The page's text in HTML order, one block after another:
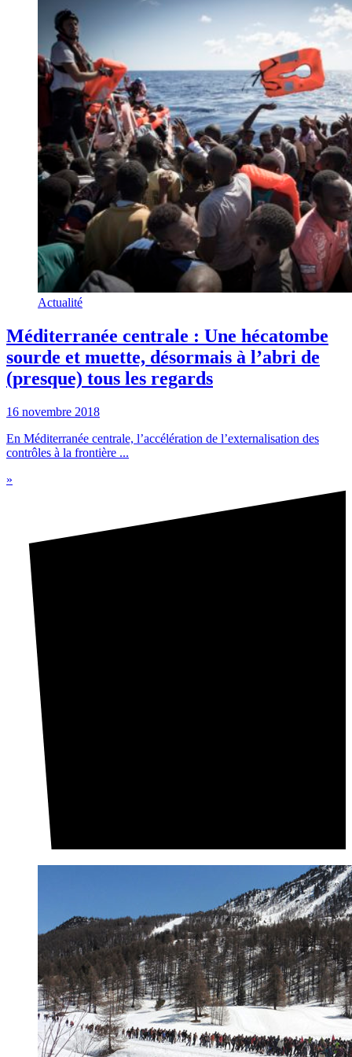
Actualité
Méditerranée centrale : Une hécatombe
sourde et muette, désormais à l’abri de
(presque) tous les regards
16 novembre 2018
En Méditerranée centrale, l’accélération de l’externalisation des
contrôles à la frontière ...
»